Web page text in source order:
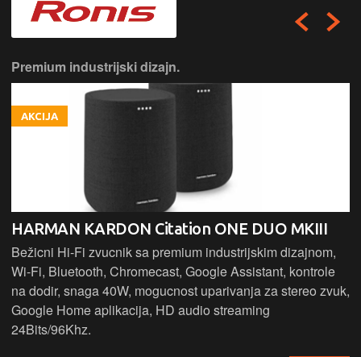
Premium industrijski dizajn.
AKCIJA
HARMAN KARDON Citation ONE DUO MKIII
Bežicni Hi-Fi zvucnik sa premium industrijskim dizajnom,
Wi-Fi, Bluetooth, Chromecast, Google Assistant, kontrole
na dodir, snaga 40W, mogucnost uparivanja za stereo zvuk,
Google Home aplikacija, HD audio streaming
24Bits/96Khz.